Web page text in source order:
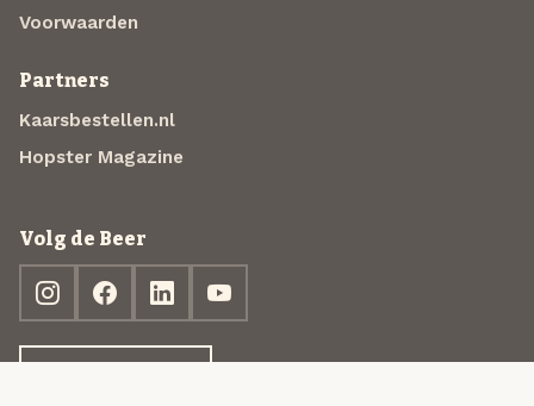
Voorwaarden
Partners
Kaarsbestellen.nl
Hopster Magazine
Volg de Beer